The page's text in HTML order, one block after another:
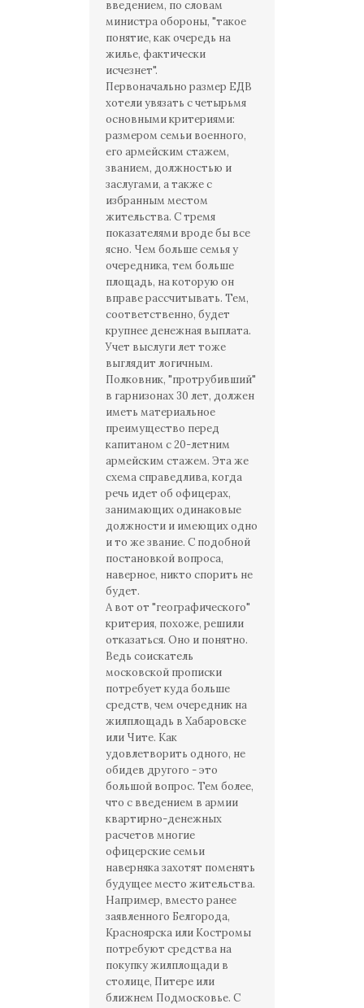
введением, по словам
министра обороны, "такое
понятие, как очередь на
жилье, фактически
исчезнет".
Первоначально размер ЕДВ
хотели увязать с четырьмя
основными критериями:
размером семьи военного,
его армейским стажем,
званием, должностью и
заслугами, а также с
избранным местом
жительства. С тремя
показателями вроде бы все
ясно. Чем больше семья у
очередника, тем больше
площадь, на которую он
вправе рассчитывать. Тем,
соответственно, будет
крупнее денежная выплата.
Учет выслуги лет тоже
выглядит логичным.
Полковник, "протрубивший"
в гарнизонах 30 лет, должен
иметь материальное
преимущество перед
капитаном с 20-летним
армейским стажем. Эта же
схема справедлива, когда
речь идет об офицерах,
занимающих одинаковые
должности и имеющих одно
и то же звание. С подобной
постановкой вопроса,
наверное, никто спорить не
будет.
А вот от "географического"
критерия, похоже, решили
отказаться. Оно и понятно.
Ведь соискатель
московской прописки
потребует куда больше
средств, чем очередник на
жилплощадь в Хабаровске
или Чите. Как
удовлетворить одного, не
обидев другого - это
большой вопрос. Тем более,
что с введением в армии
квартирно-денежных
расчетов многие
офицерские семьи
наверняка захотят поменять
будущее место жительства.
Например, вместо ранее
заявленного Белгорода,
Красноярска или Костромы
потребуют средства на
покупку жилплощади в
столице, Питере или
ближнем Подмосковье. С